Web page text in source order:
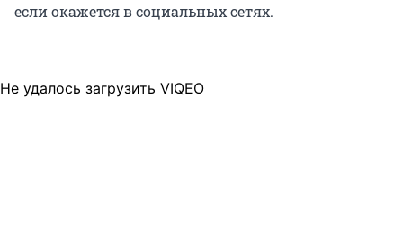
если окажется в социальных сетях.
Не удалось загрузить VIQEO